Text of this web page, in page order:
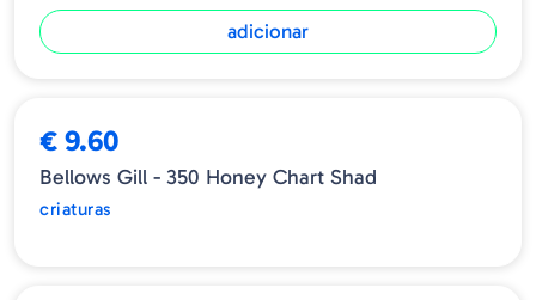
adicionar
€ 9.60
Bellows Gill - 350 Honey Chart Shad
criaturas